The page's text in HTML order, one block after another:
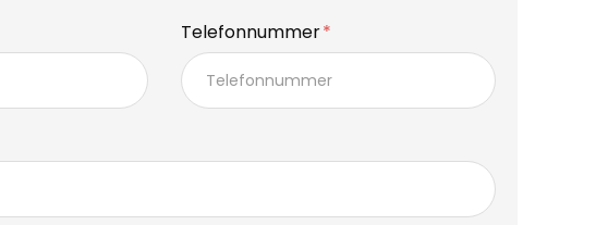
Telefonnummer